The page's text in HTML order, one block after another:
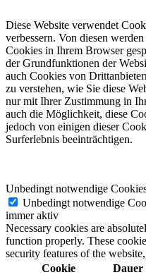
Diese Website verwendet
verbessern. Von diesen
Cookies in Ihrem Browser
der Grundfunktionen der
auch Cookies von
zu verstehen, wie Sie diese
nur mit Ihrer Zustimmung in
auch die Möglichkeit, diese
jedoch von einigen dieser
Surferlebnis beeinträchtigen.
Unbedingt notwendige
Unbedingt notwendige
immer aktiv
Necessary cookies are
function properly. These
security features of the
Cookie
Dauer